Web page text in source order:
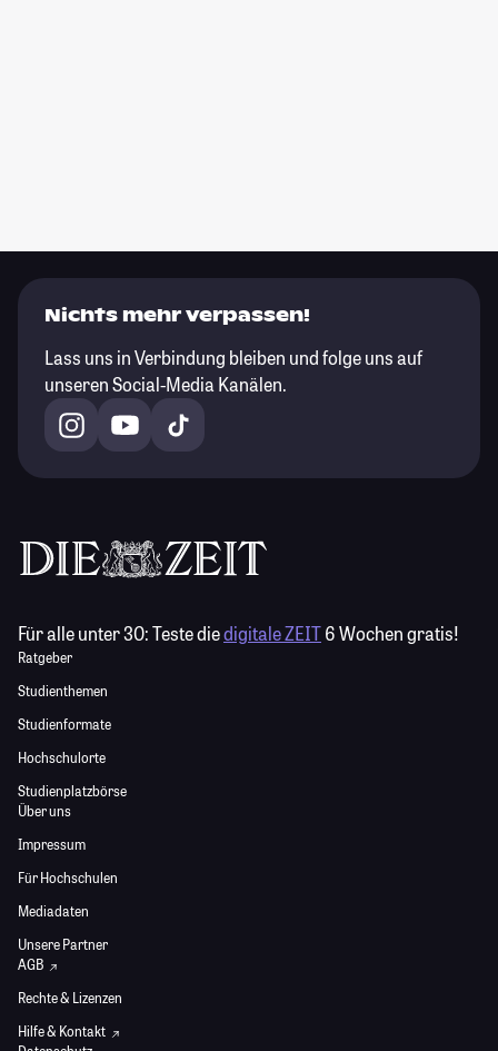
Nichts mehr verpassen!
Lass uns in Verbindung bleiben und folge uns auf
unseren Social-Media Kanälen.
Für alle unter 30:Teste diedigitale ZEIT6 Wochen gratis!
Ratgeber
Studienthemen
Studienformate
Hochschulorte
Studienplatzbörse
Über uns
Impressum
Für Hochschulen
Mediadaten
Unsere Partner
AGB
Rechte & Lizenzen
Hilfe & Kontakt